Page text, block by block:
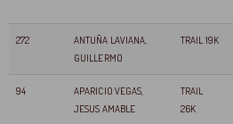
272
ANTUÑA LAVIANA,
GUILLERMO
TRAIL 19K
94
APARICIO VEGAS,
JESUS AMABLE
TRAIL
26K